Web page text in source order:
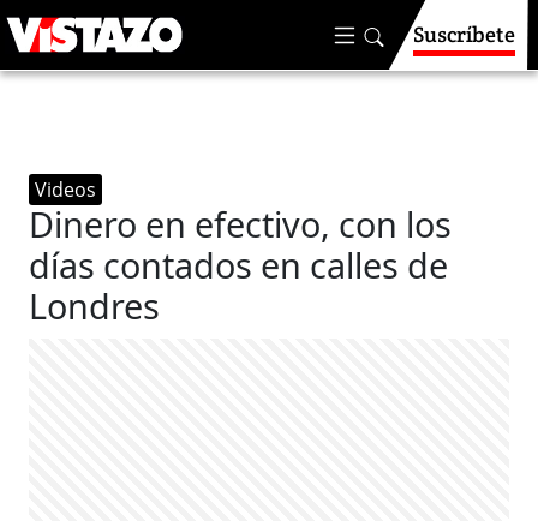
Suscríbete
Videos
Dinero en efectivo, con los
días contados en calles de
Londres